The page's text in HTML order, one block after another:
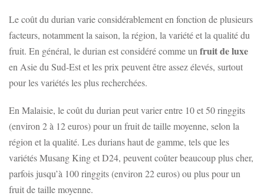
Le coût du durian varie considérablement en fonction de plusieurs
facteurs, notamment la saison, la région, la variété et la qualité du
fruit. En général, le durian est considéré comme un fruit de luxe
en Asie du Sud-Est et les prix peuvent être assez élevés, surtout
pour les variétés les plus recherchées.
En Malaisie, le coût du durian peut varier entre 10 et 50 ringgits
(environ 2 à 12 euros) pour un fruit de taille moyenne, selon la
région et la qualité. Les durians haut de gamme, tels que les
variétés Musang King et D24, peuvent coûter beaucoup plus cher,
parfois jusqu’à 100 ringgits (environ 22 euros) ou plus pour un
fruit de taille moyenne.